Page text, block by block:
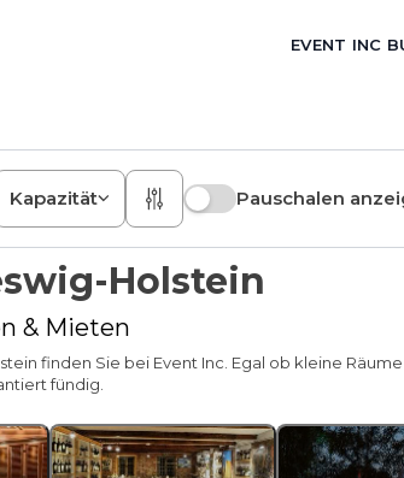
EVENT INC
Kapazität Pauschalen
Holstein
& Mieten
finden Sie bei Event Inc. Egal ob kleine
fündig.